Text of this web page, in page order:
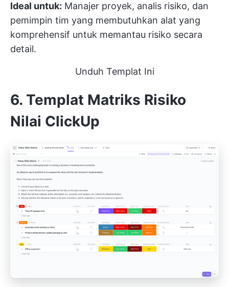
Ideal untuk: Manajer proyek, analis risiko, dan
pemimpin tim yang membutuhkan alat yang
komprehensif untuk memantau risiko secara
detail.
Unduh Templat Ini
6. Templat Matriks Risiko
Nilai ClickUp